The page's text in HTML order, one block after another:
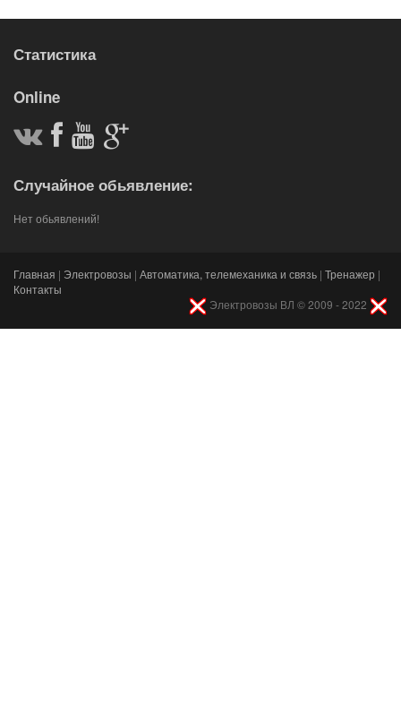
Статистика
Online
Случайное обьявление:
Нет обьявлений!
Главная | Электровозы | Автоматика, телемеханика и связь | Тренажер |
Контакты
Электровозы ВЛ © 2009 - 2022